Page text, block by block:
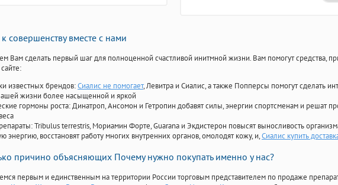
совершенству вместе с нами
Вам сделать первый шаг для полноценной счастливой инитмной жизни. Вам помогут средства,
известных брендов:Сиалис не помогает, Левитра и Сиалис, а также Попперсы помогут сделать
жизни более насыщенной и яркой
гормоны роста: Динатроп, Ансомон и Гетропин добавят силы, энергии спортсменам и решат
Tribulus terrestris, Мориамин Форте, Guarana и Экдистерон повысят выносливость
энергию, восстановят работу многих внутренних органов, омолодят кожу, и,Сиалис купить
причино объясняющих Почему нужно покупать именно у нас?
первым и единственным на территории России торговым представителем по продаже